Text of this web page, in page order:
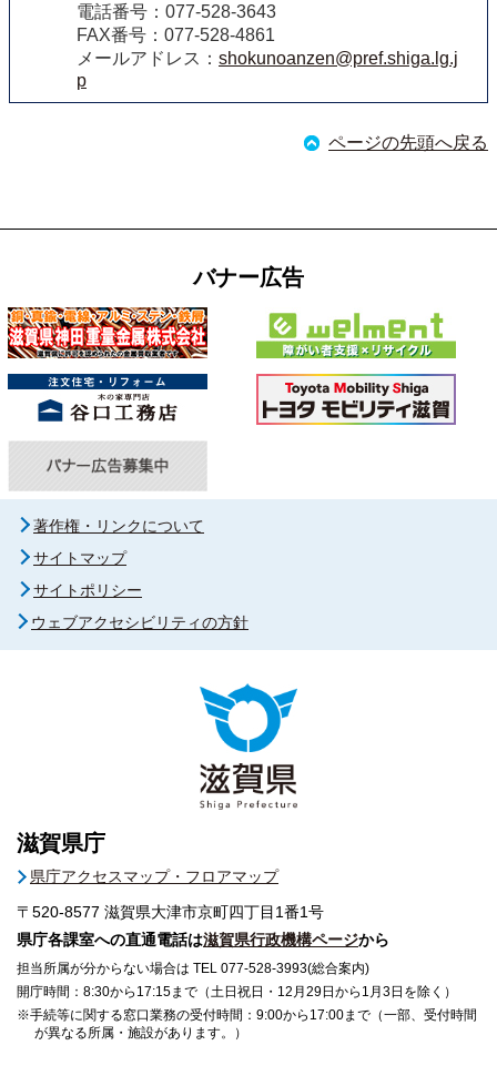
電話番号：077-528-3643
FAX番号：077-528-4861
メールアドレス： shokunoanzen@pref.shiga.lg.j
p
ページの先頭へ戻る
バナー広告
著作権・リンクについて
サイトマップ
サイトポリシー
ウェブアクセシビリティの方針
滋賀県庁
県庁アクセスマップ・フロアマップ
〒520-8577 滋賀県大津市京町四丁目1番1号
県庁各課室への直通電話は滋賀県行政機構ページから
担当所属が分からない場合は TEL 077-528-3993(総合案内)
開庁時間：8:30から17:15まで（土日祝日・12月29日から1月3日を除く）
※手続等に関する窓口業務の受付時間：9:00から17:00まで（一部、受付時間
が異なる所属・施設があります。）